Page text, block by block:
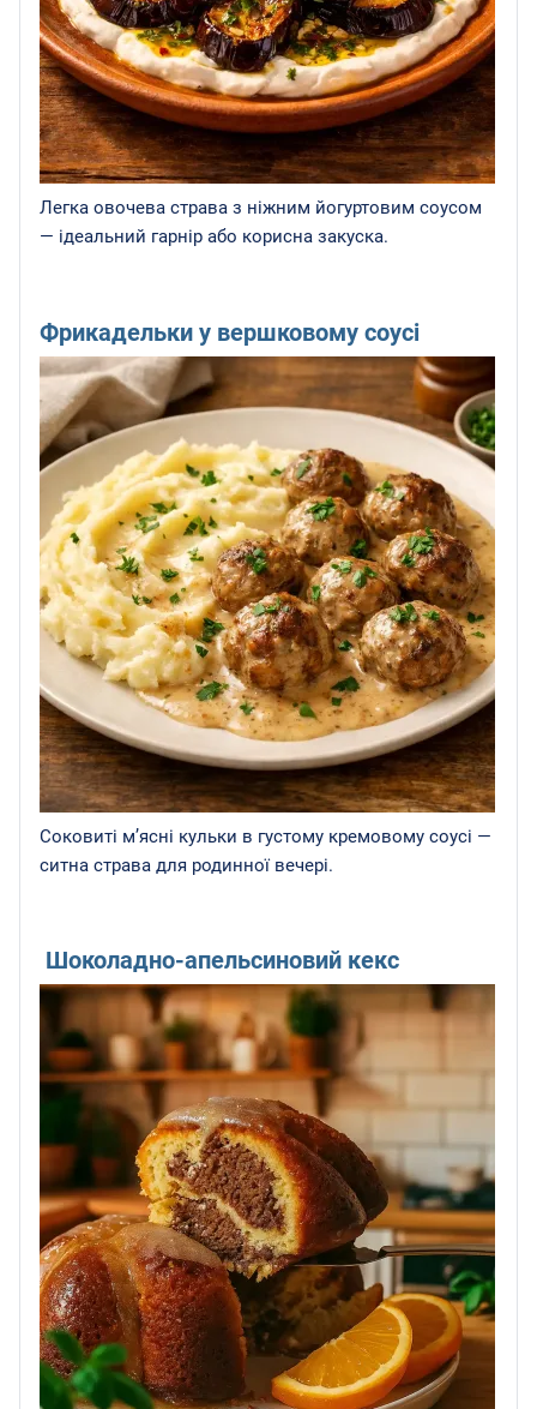
Легка овочева страва з ніжним йогуртовим соусом
— ідеальний гарнір або корисна закуска.
Фрикадельки у вершковому соусі
Соковиті м’ясні кульки в густому кремовому соусі —
ситна страва для родинної вечері.
Шоколадно-апельсиновий кекс